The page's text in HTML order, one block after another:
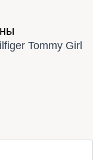
Tommy Girl